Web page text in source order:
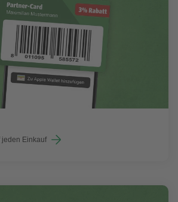
jeden Einkauf